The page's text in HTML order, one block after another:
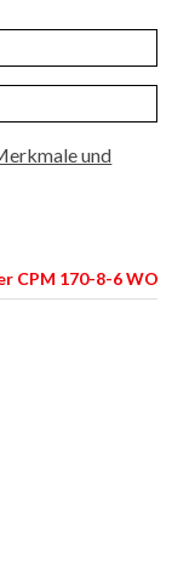
und
CPM 170-8-6 WOF -